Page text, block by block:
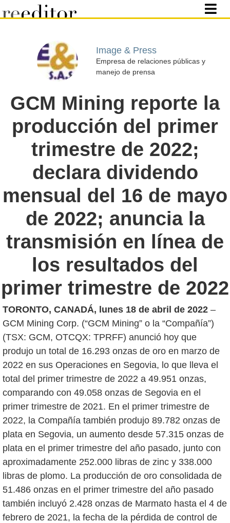
Image & Press
Empresa de relaciones públicas y
manejo de prensa
GCM Mining reporte la
producción del primer
trimestre de 2022;
declara dividendo
mensual del 16 de mayo
de 2022; anuncia la
transmisión en línea de
los resultados del
primer trimestre de 2022
TORONTO, CANADÁ, lunes 18 de abril de 2022 –
GCM Mining Corp. (“GCM Mining” o la “Compañía”)
(TSX: GCM, OTCQX: TPRFF) anunció hoy que
produjo un total de 16.293 onzas de oro en marzo de
2022 en sus Operaciones en Segovia, lo que lleva el
total del primer trimestre de 2022 a 49.951 onzas,
comparando con 49.058 onzas de Segovia en el
primer trimestre de 2021. En el primer trimestre de
2022, la Compañía también produjo 89.782 onzas de
plata en Segovia, un aumento desde 57.315 onzas de
plata en el primer trimestre del año pasado, junto con
aproximadamente 252.000 libras de zinc y 338.000
libras de plomo. La producción de oro consolidada de
51.486 onzas en el primer trimestre del año pasado
también incluyó 2.428 onzas de Marmato hasta el 4 de
febrero de 2021, la fecha de la pérdida de control de